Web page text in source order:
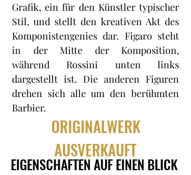
Grafik, ein für den Künstler typischer
Stil, und stellt den kreativen Akt des
Komponistengenies dar. Figaro steht
in der Mitte der Komposition,
während Rossini unten links
dargestellt ist. Die anderen Figuren
drehen sich alle um den berühmten
Barbier.
ORIGINALWERK
AUSVERKAUFT
EIGENSCHAFTEN AUF EINEN BLICK